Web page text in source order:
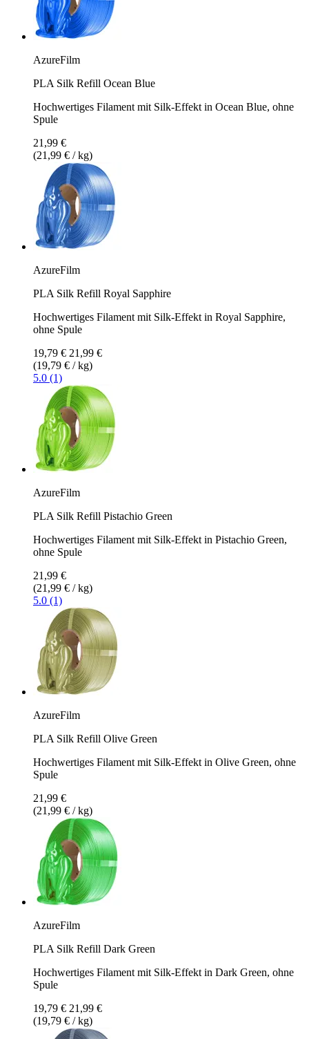
AzureFilm
PLA Silk Refill Ocean Blue
Hochwertiges Filament mit Silk-Effekt in Ocean Blue, ohne
Spule
21,99 €
(21,99 € / kg)
AzureFilm
PLA Silk Refill Royal Sapphire
Hochwertiges Filament mit Silk-Effekt in Royal Sapphire,
ohne Spule
19,79 € 21,99 €
(19,79 € / kg)
5.0 (1)
AzureFilm
PLA Silk Refill Pistachio Green
Hochwertiges Filament mit Silk-Effekt in Pistachio Green,
ohne Spule
21,99 €
(21,99 € / kg)
5.0 (1)
AzureFilm
PLA Silk Refill Olive Green
Hochwertiges Filament mit Silk-Effekt in Olive Green, ohne
Spule
21,99 €
(21,99 € / kg)
AzureFilm
PLA Silk Refill Dark Green
Hochwertiges Filament mit Silk-Effekt in Dark Green, ohne
Spule
19,79 € 21,99 €
(19,79 € / kg)